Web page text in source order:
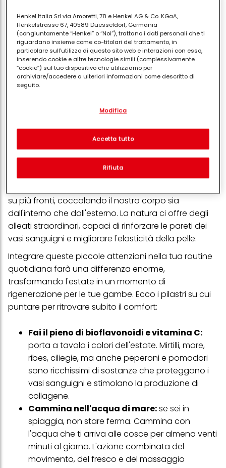
su più fronti, coccolando il nostro corpo sia
dall'interno che dall'esterno. La natura ci offre degli
alleati straordinari, capaci di rinforzare le pareti dei
vasi sanguigni e migliorare l'elasticità della pelle.
Integrare queste piccole attenzioni nella tua routine
quotidiana farà una differenza enorme,
trasformando l'estate in un momento di
rigenerazione per le tue gambe. Ecco i pilastri su cui
puntare per ritrovare subito il comfort:
Fai il pieno di bioflavonoidi e vitamina C:
porta a tavola i colori dell'estate. Mirtilli, more,
ribes, ciliegie, ma anche peperoni e pomodori
sono ricchissimi di sostanze che proteggono i
vasi sanguigni e stimolano la produzione di
collagene.
Cammina nell'acqua di mare:se sei in
spiaggia, non stare ferma. Cammina con
l'acqua che ti arriva alle cosce per almeno venti
minuti al giorno. L'azione combinata del
movimento, del fresco e del massaggio
Henkel Italia Srl via Amoretti, 78 e Henkel AG & Co. KGaA,
Henkelstrasse 67, 40589 Duesseldorf, Germania
(congiuntamente “Henkel” o “Noi”), trattano i dati personali che ti
riguardano insieme come co-titolari del trattamento, in
particolare sull'utilizzo di questo sito web e interazioni con esso,
inserendo cookie e altre tecnologie simili (complessivamente
“cookie”) sul tuo dispositivo che utilizziamo per
archiviare/accedere a ulteriori informazioni come descritto di
seguito.
separati o co-titolari come indicato nella nostra Informativa sulla
pixel, impronte digitali e tecnologie simili" utilizzeremo anche
cookie ed elaboreremo i dati relativi a te per
di questo sito Web e le tue interazioni commerciali con noi
(rispettivamente dell'azienda per cui lavori) per) e su tale base
conservare le nostre informazioni sulle entità commerciali e
creare profili individuali su di te che potrebbero essere arricchiti
con dati ottenuti da terze parti e altri siti Web. Utilizziamo questi
profili per scopi di marketing personalizzato, in particolare per
visualizzare annunci pubblicitari che potrebbero interessarti
(basati, ad esempio, sui tuoi interessi identificati) su questo sito
alla tua famiglia, nonché per misurare e ottimizzare il successo
delle campagne pubblicitarie.
Puoi trovare maggiori informazioni sul trattamento dei tuoi dati
nella nostra Informativa sulla protezione dei dati collegata nel piè
di pagina (Sezione "Cookie, Pixel, Impronte digitali e tecnologie
simili"). Puoi revocare il tuo consenso in qualsiasi momento con
ulteriori informazioni sui cookie utilizzati su questo sito Web, in
particolare sul loro periodo di conservazione, consultare le
informazioni dettagliate su ciascun cookie disponibili facendo
clic su "modifica" di seguito".
Se fai clic su "Modifica" potrai trovare maggiori informazioni sul
trattamento dei tuoi dati / sull'uso dei cookie e consentirli per uno o
più degli scopi sopra menzionati. Cliccando su "Accetta tutto",
acconsenti all'uso dei cookie e al trattamento dei tuoi dati
personali per tutte le finalità sopra indicate. Se fai clic su "Rifiuta",
verranno utilizzati solo i cookie tecnicamente necessari per fornirti
questo sito web.
Modifica
Rifiuta
Accetta tutto